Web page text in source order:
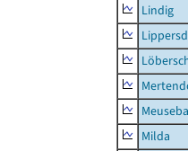
Lindig
Milda